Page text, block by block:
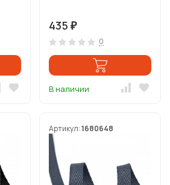
435 ₽
0
В наличии
Артикул:1680648